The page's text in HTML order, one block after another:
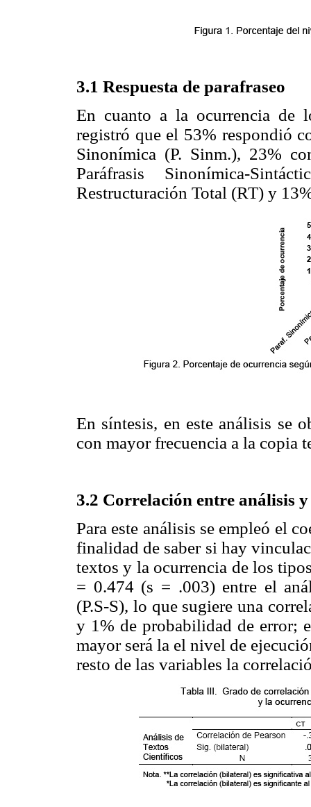
3.1 Respuesta de parafraseo
En cuanto a la ocurrencia de
registró que el 53% respondió
Sinonímica (P. Sinm.), 23%
Paráfrasis Sinonímica-
Restructuración Total (RT) y
En síntesis, en este análisis se
con mayor frecuencia a la copia
3.2 Correlación entre análisis
Para este análisis se empleó el
finalidad de saber si hay
textos y la ocurrencia de los
= 0.474 (s = .003) entre el
(P.S-S), lo que sugiere una
y 1% de probabilidad de error;
mayor será la el nivel de
resto de las variables la